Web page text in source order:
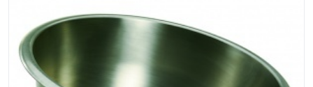
Bakers Pureline
Bageriplåtar & bakformar